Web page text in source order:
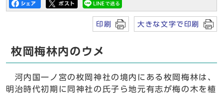
印刷 大きな文字で印刷
枚岡梅林内のウメ
河内国一ノ宮の枚岡神社の境内にある枚岡梅林は、
明治時代初期に同神社の氏子ら地元有志が梅の木を植